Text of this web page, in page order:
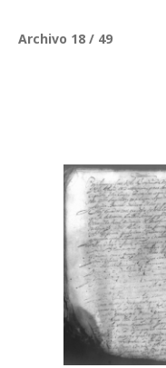
Archivo 18 / 49